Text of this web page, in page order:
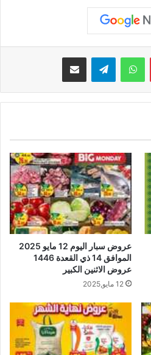
بينتيريستواتساب تيلقرام مشاركة عبر البريد
عروض سبار اليوم 12 مايو 2025
الموافق 14 ذي القعدة 1446
عروض الاثنين الكبير
12 مايو,2025